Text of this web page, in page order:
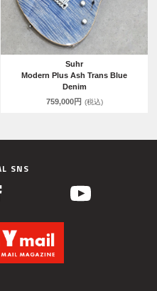
Suhr
Modern Plus Ash Trans Blue
Denim
759,000円 (税込)
SNS